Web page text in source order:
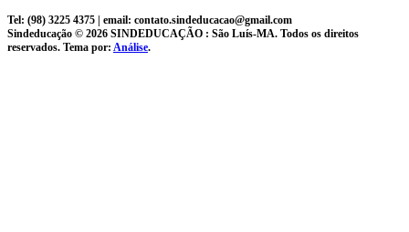
Tel: (98) 3225 4375 | email: contato.sindeducacao@gmail.com
Sindeducação © 2026 SINDEDUCAÇÃO : São Luís-MA. Todos os direitos
reservados. Tema por: Análise.